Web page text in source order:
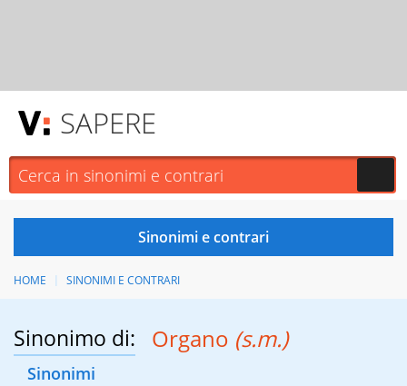
SAPERE
HOME SINONIMI E CONTRARI
Sinonimo di: Organo (s.m.)
Sinonimi